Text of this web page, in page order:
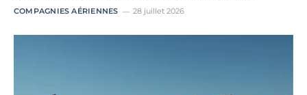
COMPAGNIES AÉRIENNES 28 juillet 2026